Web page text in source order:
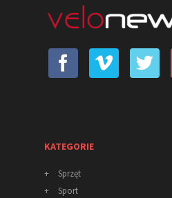
KATEGORIE
+
Sprzęt
+
Sport